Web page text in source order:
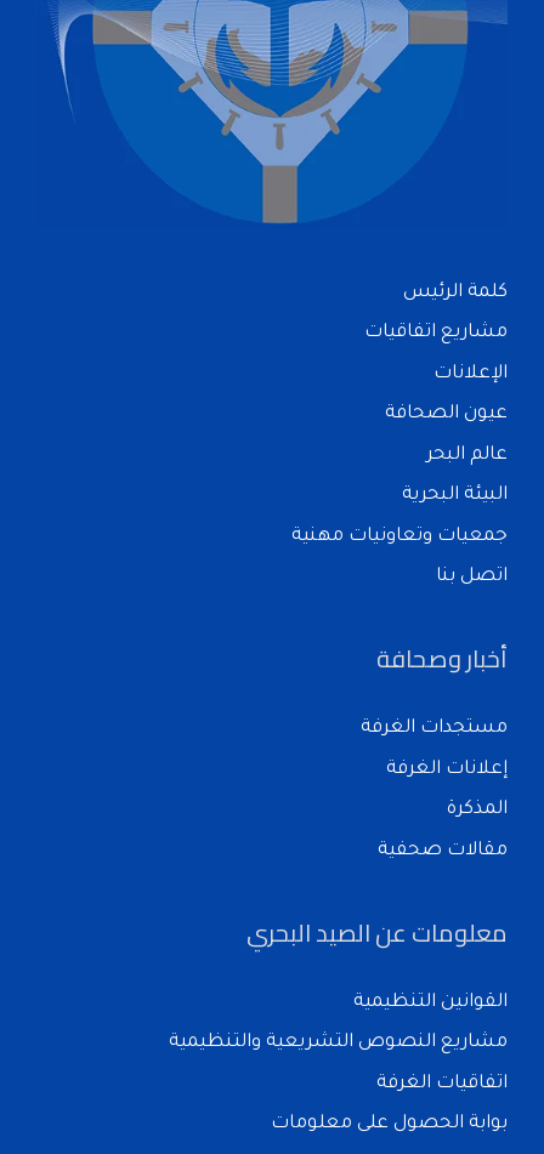
كلمة الرئيس
مشاريع اتفاقيات
الإعلانات
عيون الصحافة
عالم البحر
البيئة البحرية
جمعيات وتعاونيات مهنية
اتصل بنا
أخبار وصحافة
مستجدات الغرفة
إعلانات الغرفة
المذكرة
مقالات صحفية
معلومات عن الصيد البحري
القوانين التنظيمية
مشاريع النصوص التشريعية والتنظيمية
اتفاقيات الغرفة
بوابة الحصول على معلومات